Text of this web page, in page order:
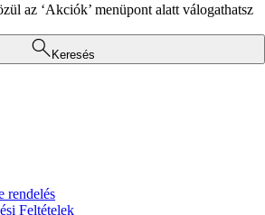
az ‘Akciók’ menüpont alatt válogathatsz
Keresés
rendelés
Feltételek